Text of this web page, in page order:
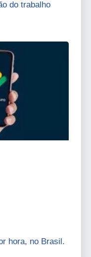
do trabalho
hora, no Brasil.